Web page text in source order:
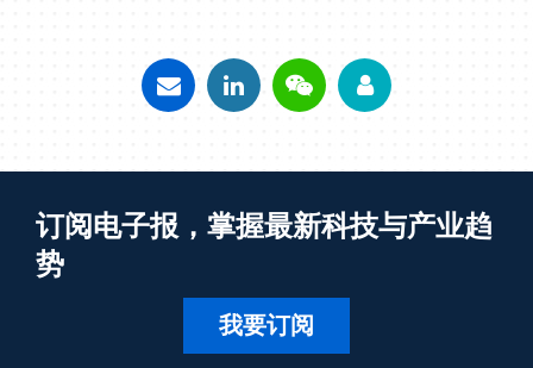
订阅电子报，掌握最新科技与产业趋
势
我要订阅